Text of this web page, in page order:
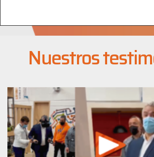
Nuestros